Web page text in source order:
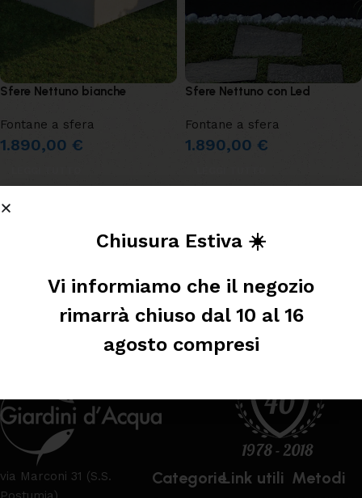
Sfere Nettuno bianche
Fontane a sfera
1.890,00 €
Sfere Nettuno con Led
Fontane a sfera
1.890,00 €
via Marconi 31 (S.S.
CategorieLink utili Metodi
Chiusura Estiva ☀️
Vi informiamo che il negozio
rimarrà chiuso dal 10 al 16
agosto compresi